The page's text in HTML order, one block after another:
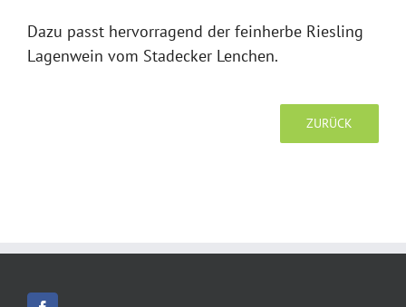
Dazu passt hervorragend der feinherbe Riesling
Lagenwein vom Stadecker Lenchen.
ZURÜCK